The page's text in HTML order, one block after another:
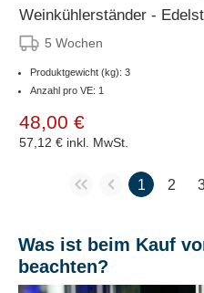
Weinkühlerständer -
5 Wochen
Produktgewicht (kg): 3
Anzahl pro VE: 1
48,00 €
57,12 € inkl. MwSt.
1 2
Was ist beim Kauf
beachten?